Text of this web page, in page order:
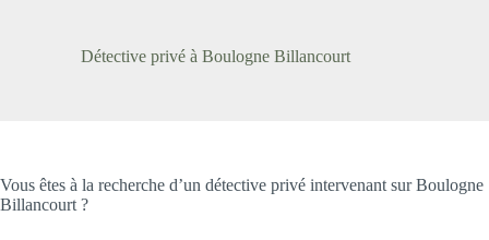
Détective privé à Boulogne Billancourt
Vous êtes à la recherche d’un détective privé intervenant sur Boulogne
Billancourt ?